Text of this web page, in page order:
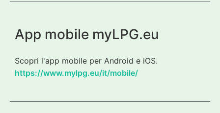
App mobile myLPG.eu
Scopri l'app mobile per Android e iOS.
https://www.mylpg.eu/it/mobile/